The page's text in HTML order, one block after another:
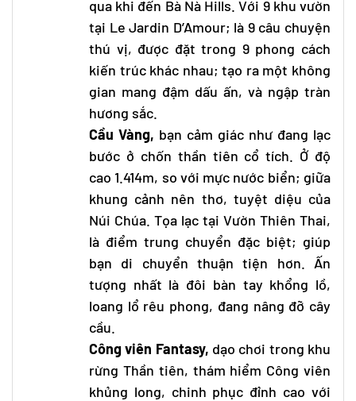
qua khi đến Bà Nà Hills. Với 9 khu vườn
tại Le Jardin D’Amour; là 9 câu chuyện
thú vị, được đặt trong 9 phong cách
kiến trúc khác nhau; tạo ra một không
gian mang đậm dấu ấn, và ngập tràn
hương sắc.
Cầu Vàng, bạn cảm giác như đang lạc
bước ở chốn thần tiên cổ tích. Ở độ
cao 1.414m, so với mực nước biển; giữa
khung cảnh nên thơ, tuyệt diệu của
Núi Chúa. Tọa lạc tại Vườn Thiên Thai,
là điểm trung chuyển đặc biệt; giúp
bạn di chuyển thuận tiện hơn. Ấn
tượng nhất là đôi bàn tay khổng lồ,
loang lổ rêu phong, đang nâng đỡ cây
cầu.
Công viên Fantasy, dạo chơi trong khu
rừng Thần tiên, thám hiểm Công viên
khủng long, chinh phục đỉnh cao với